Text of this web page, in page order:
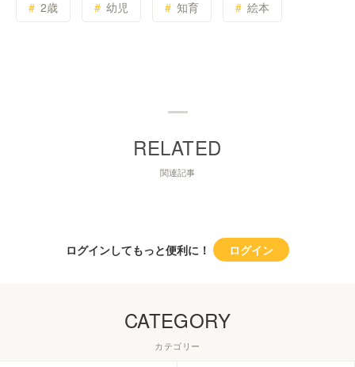
2歳 幼児 知育 絵本
関連記事
ログインしてもっと便利に！ ログイン
CATEGORY
カテゴリー